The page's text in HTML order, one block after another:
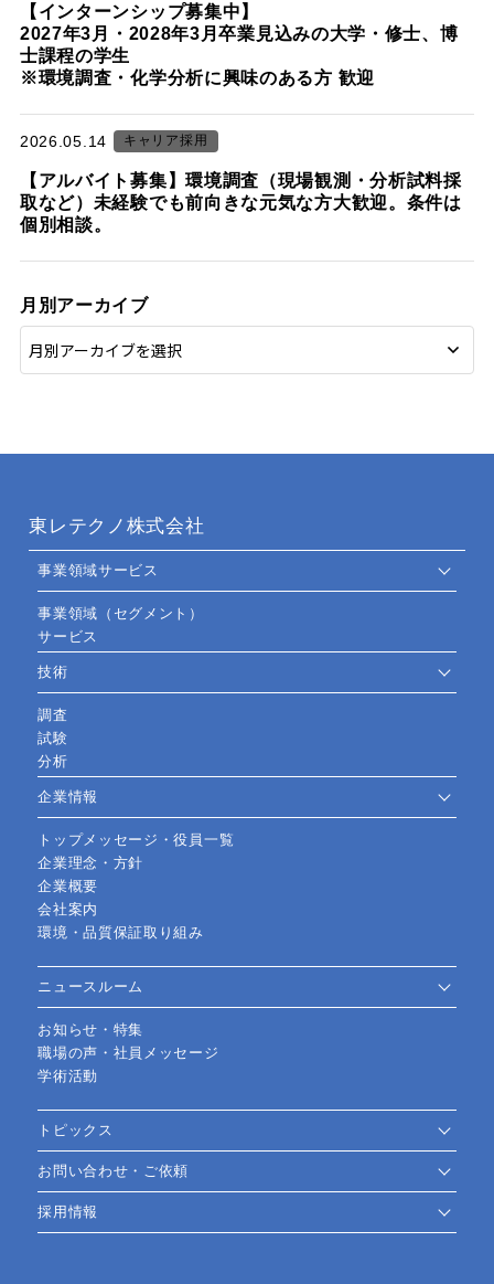
【インターンシップ募集中】
2027年3月・2028年3月卒業見込みの大学・修士、博
士課程の学生
※環境調査・化学分析に興味のある方 歓迎
2026.05.14 キャリア採用
【アルバイト募集】環境調査（現場観測・分析試料採
取など）未経験でも前向きな元気な方大歓迎。条件は
個別相談。
月別アーカイブ
東レテクノ株式会社
事業領域サービス
事業領域（セグメント）
サービス
技術
調査
試験
分析
企業情報
トップメッセージ・役員一覧
企業理念・方針
企業概要
会社案内
環境・品質保証取り組み
ニュースルーム
お知らせ・特集
職場の声・社員メッセージ
学術活動
トピックス
お問い合わせ・ご依頼
採用情報